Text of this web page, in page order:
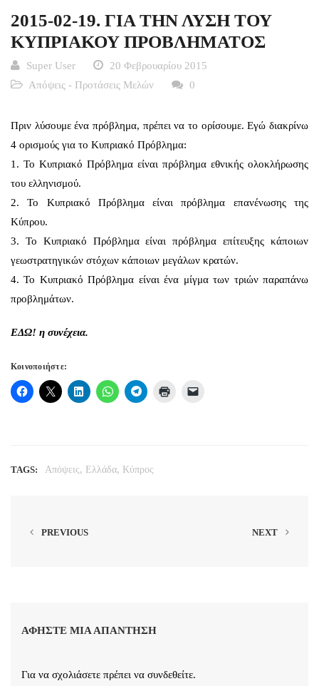
2015-02-19. ΓΙΑ ΤΗΝ ΛΥΣΗ ΤΟΥ
ΚΥΠΡΙΑΚΟΥ ΠΡΟΒΛΗΜΑΤΟΣ
Super User
20 Φεβρουαρίου 2015
Απόψεις - Προτάσεις Μελών
0
Πριν λύσουμε ένα πρόβλημα, πρέπει να το ορίσουμε. Εγώ διακρίνω
4 ορισμούς για το Κυπριακό Πρόβλημα:
1. Το Κυπριακό Πρόβλημα είναι πρόβλημα εθνικής ολοκλήρωσης
του ελληνισμού.
2. Το Κυπριακό Πρόβλημα είναι πρόβλημα επανένωσης της
Κύπρου.
3. Το Κυπριακό Πρόβλημα είναι πρόβλημα επίτευξης κάποιων
γεωστρατηγικών στόχων κάποιων μεγάλων κρατών.
4. Το Κυπριακό Πρόβλημα είναι ένα μίγμα των τριών παραπάνω
προβλημάτων.
ΕΔΩ! η συνέχεια.
Κοινοποιήστε:
TAGS: Απόψεις, Ελλάδα, Κύπρος
PREVIOUS NEXT
ΑΦΉΣΤΕ ΜΙΑ ΑΠΆΝΤΗΣΗ
Για να σχολιάσετε πρέπει να συνδεθείτε.